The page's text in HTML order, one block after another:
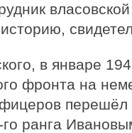
власовской
в январе
фронта на
перешёл
ранга